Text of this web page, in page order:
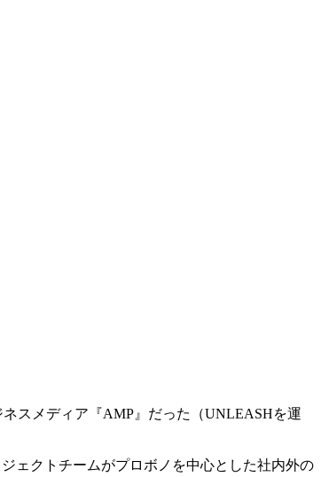
スメディア『AMP』だった（UNLEASHを運
ェクトチームがプロボノを中心とした社内外の